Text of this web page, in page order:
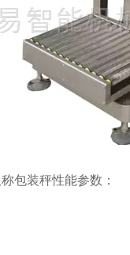
包装秤性能参数：